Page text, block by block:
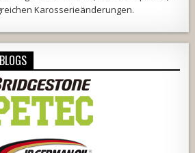
Karosserieänderungen.